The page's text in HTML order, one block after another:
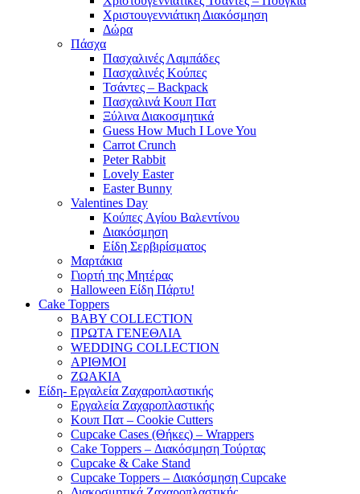
Χριστουγεννιάτικη Διακόσμηση
Δώρα
Πάσχα
Πασχαλινές Λαμπάδες
Πασχαλινές Κούπες
Τσάντες – Backpack
Πασχαλινά Κουπ Πατ
Ξύλινα Διακοσμητικά
Guess How Much I Love You
Carrot Crunch
Peter Rabbit
Lovely Easter
Easter Bunny
Valentines Day
Κούπες Aγίου Βαλεντίνου
Διακόσμηση
Είδη Σερβιρίσματος
Μαρτάκια
Γιορτή της Μητέρας
Halloween Είδη Πάρτυ!
Cake Toppers
BABY COLLECTION
ΠΡΩΤΑ ΓΕΝΕΘΛΙΑ
WEDDING COLLECTION
ΑΡΙΘΜΟΙ
ΖΩΑΚΙΑ
Είδη- Εργαλεία Ζαχαροπλαστικής
Εργαλεία Ζαχαροπλαστικής
Κουπ Πατ – Cookie Cutters
Cupcake Cases (Θήκες) – Wrappers
Cake Toppers – Διακόσμηση Τούρτας
Cupcake & Cake Stand
Cupcake Toppers – Διακόσμηση Cupcake